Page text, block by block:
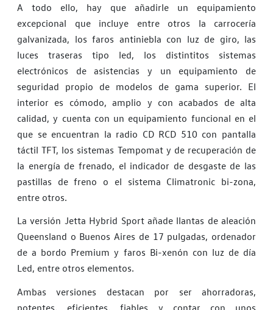
A todo ello, hay que añadirle un equipamiento
excepcional que incluye entre otros la carrocería
galvanizada, los faros antiniebla con luz de giro, las
luces traseras tipo led, los distintitos sistemas
electrónicos de asistencias y un equipamiento de
seguridad propio de modelos de gama superior. El
interior es cómodo, amplio y con acabados de alta
calidad, y cuenta con un equipamiento funcional en el
que se encuentran la radio CD RCD 510 con pantalla
táctil TFT, los sistemas Tempomat y de recuperación de
la energía de frenado, el indicador de desgaste de las
pastillas de freno o el sistema Climatronic bi-zona,
entre otros.
La versión Jetta Hybrid Sport añade llantas de aleación
Queensland o Buenos Aires de 17 pulgadas, ordenador
de a bordo Premium y faros Bi-xenón con luz de día
Led, entre otros elementos.
Ambas versiones destacan por ser ahorradoras,
potentes, eficientes, fiables y contar con unos